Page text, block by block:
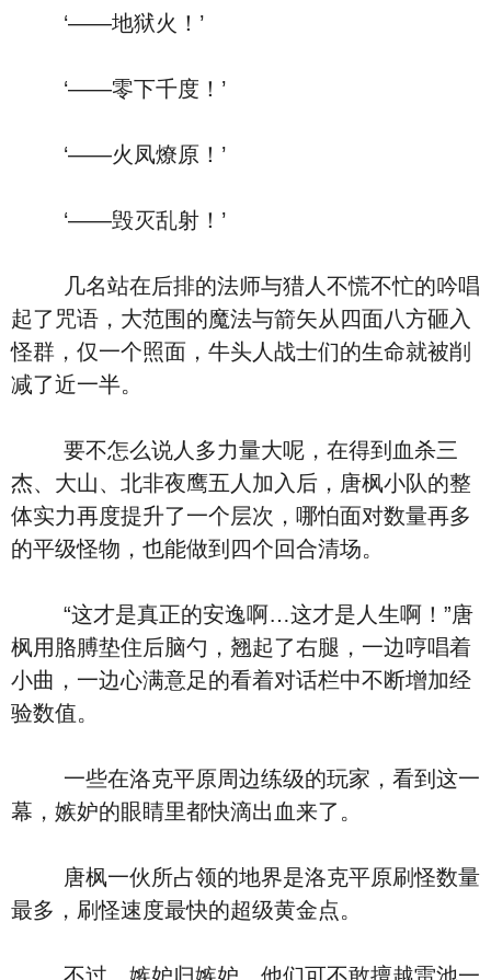
‘――地狱火！’
‘――零下千度！’
‘――火凤燎原！’
‘――毁灭乱射！’
几名站在后排的法师与猎人不慌不忙的吟唱
起了咒语，大范围的魔法与箭矢从四面八方砸入
怪群，仅一个照面，牛头人战士们的生命就被削
减了近一半。
要不怎么说人多力量大呢，在得到血杀三
杰、大山、北非夜鹰五人加入后，唐枫小队的整
体实力再度提升了一个层次，哪怕面对数量再多
的平级怪物，也能做到四个回合清场。
“这才是真正的安逸啊…这才是人生啊！”唐
枫用胳膊垫住后脑勺，翘起了右腿，一边哼唱着
小曲，一边心满意足的看着对话栏中不断增加经
验数值。
一些在洛克平原周边练级的玩家，看到这一
幕，嫉妒的眼睛里都快滴出血来了。
唐枫一伙所占领的地界是洛克平原刷怪数量
最多，刷怪速度最快的超级黄金点。